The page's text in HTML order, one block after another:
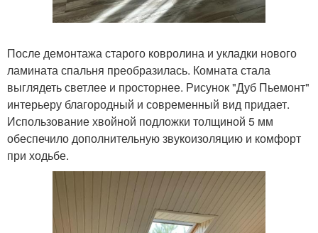
После демонтажа старого ковролина и укладки нового
ламината спальня преобразилась. Комната стала
выглядеть светлее и просторнее. Рисунок "Дуб Пьемонт"
интерьеру благородный и современный вид придает.
Использование хвойной подложки толщиной 5 мм
обеспечило дополнительную звукоизоляцию и комфорт
при ходьбе.